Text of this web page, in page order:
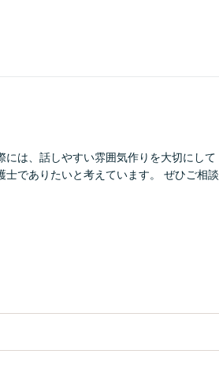
には、話しやすい雰囲気作りを大切にして
でありたいと考えています。 ぜひご相談